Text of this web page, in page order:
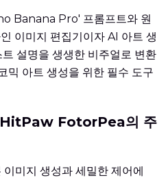
Banana Pro' 프롬프트와 원
이미지 편집기이자 AI 아트 생
설명을 생생한 비주얼로 변환
믹 아트 생성을 위한 필수 도구
HitPaw FotorPea의 주
미지 생성과 세밀한 제어에